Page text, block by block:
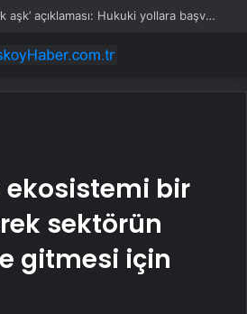
Ece Erken’den ‘yasak aşk’ açıklaması: Hukuki yollara başvuruyor
ekosistemi bir
sektörün
gitmesi için